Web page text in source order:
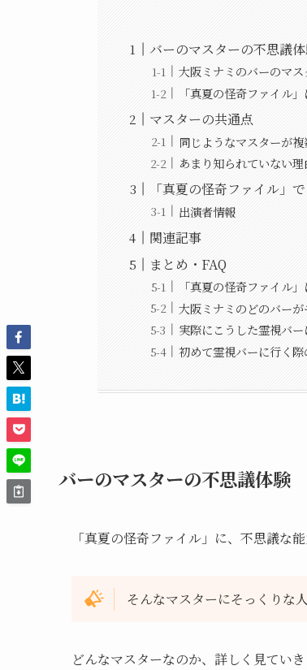
バーのマスターの不思議
大阪ミナミのバーのマス
「真夏の怪奇ファイル
マスターの共通点
同じようなマスターが
あまり知られていない理
「真夏の怪奇ファイル」
出演者情報
関連記事
まとめ・FAQ
「真夏の怪奇ファイル
大阪ミナミのどのバーが
実際にこうした霊視バ
初めて霊視バーに行く
バーのマスターの不思議体験
「真夏の怪奇ファイル」に、不思議な
そんなマスターにそっくりな人
どんなマスターなのか、詳しく見ていき